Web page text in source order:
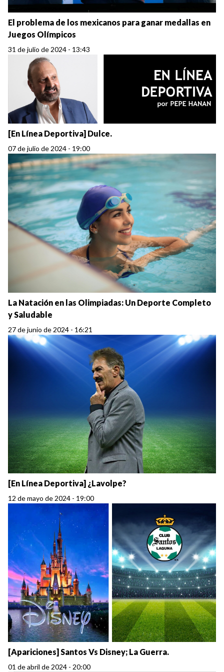
El problema de los mexicanos para ganar medallas en
Juegos Olímpicos
31 de julio de 2024 - 13:43
[En Línea Deportiva] Dulce.
07 de julio de 2024 - 19:00
La Natación en las Olimpiadas: Un Deporte Completo
y Saludable
27 de junio de 2024 - 16:21
[En Línea Deportiva] ¿Lavolpe?
12 de mayo de 2024 - 19:00
[Apariciones] Santos Vs Disney; La Guerra.
01 de abril de 2024 - 20:00